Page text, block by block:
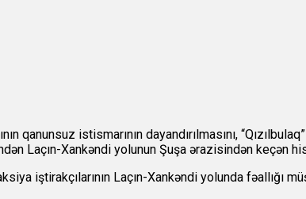
qanunsuz istismarının dayandırılmasını,
Laçın-Xankəndi yolunun Şuşa ərazisindən keçən
iştirakçılarının Laçın-Xankəndi yolunda fəallığı